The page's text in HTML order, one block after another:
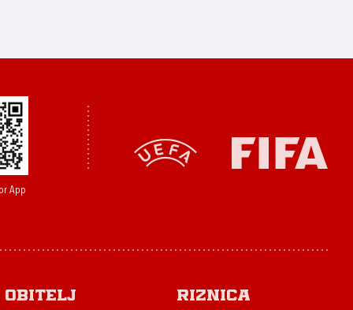
App
Obitelj Riznica